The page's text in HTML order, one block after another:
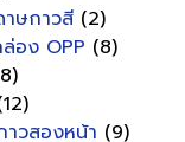
าษกาวสี (2)
อง OPP (8)
าวสองหน้า (9)